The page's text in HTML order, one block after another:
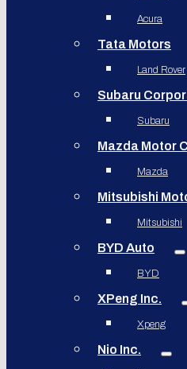
Acura
Tata Motors
Land Rover
Subaru
Subaru
Mazda Motor
Mazda
Mitsubishi
Mitsubishi
BYD Auto
BYD
XPeng Inc.
Xpeng
Nio Inc.